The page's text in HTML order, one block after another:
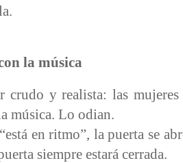
la música
crudo y realista: las
música. Lo odian.
en ritmo”, la puerta se
siempre estará cerrada.